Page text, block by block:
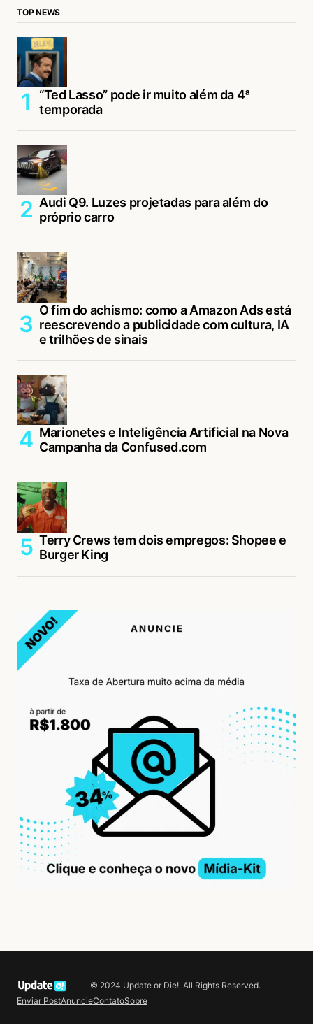
TOP NEWS
“Ted Lasso” pode ir muito além da 4ª
temporada
Audi Q9. Luzes projetadas para além do
próprio carro
O fim do achismo: como a Amazon Ads está
reescrevendo a publicidade com cultura, IA
e trilhões de sinais
Marionetes e Inteligência Artificial na Nova
Campanha da Confused.com
Terry Crews tem dois empregos: Shopee e
Burger King
© 2024 Update or Die!. All Rights Reserved.
Enviar PostAnuncieContatoSobre